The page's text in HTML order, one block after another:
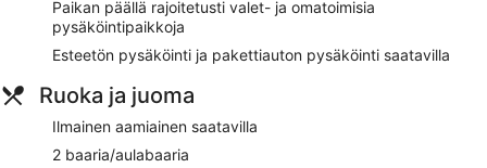
JW Marriott Hotel Nairobi sijaitsee ostoskeskuksen
yhteydessä ja kävelymatkan päässä kohteesta Nairobin
kansallismuseo. Majoituspaikka tarjoaa esimerkiksi ilmaisen
ilmaisen valet-pysäköinnin.
Ilmainen aamiainen saatavilla
Ilmainen Wi-Fi joissain yleisissä tiloissa
Paikan päällä rajoitetusti valet- ja omatoimisia
pysäköintipaikkoja
Esteetön pysäköinti ja pakettiauton pysäköinti saatavilla
Ruoka ja juoma
Ilmainen aamiainen saatavilla
2 baaria/aulabaaria